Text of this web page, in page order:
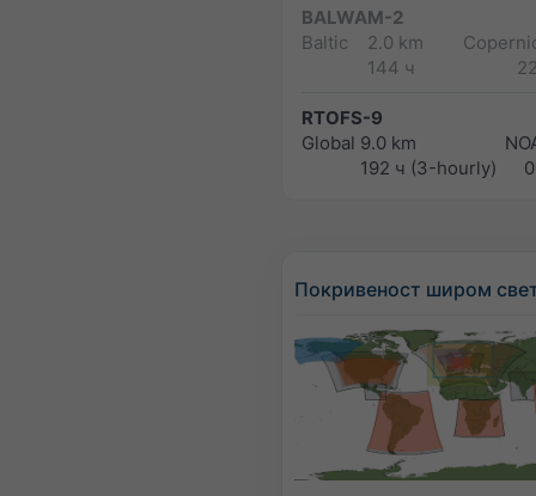
BALWAM-2
Baltic
2.0 km
144 ч
RTOFS-9
Global 9.0 km
192 ч (3-hourly)
Покривеност широм